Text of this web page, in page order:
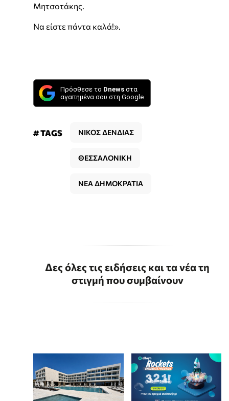
Μητσοτάκης.
Να είστε πάντα καλά!».
Πρόσθεσε το Dnews στα
αγαπημένα σου στη Google
# TAGS ΝΙΚΟΣ ΔΕΝΔΙΑΣ
ΘΕΣΣΑΛΟΝΙΚΗ
ΝΕΑ ΔΗΜΟΚΡΑΤΙΑ
Δες όλες τις ειδήσεις και τα νέα τη
στιγμή που συμβαίνουν